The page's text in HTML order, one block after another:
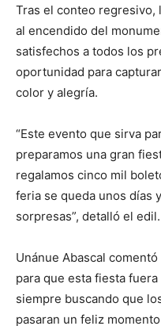
Tras el conteo regresivo,
al encendido del
satisfechos a todos los
oportunidad para
color y alegría.
“Este evento que sirva
preparamos una gran
regalamos cinco mil
feria se queda unos días
sorpresas”, detalló el edil.
Unánue Abascal
para que esta fiesta
siempre buscando que
pasaran un feliz